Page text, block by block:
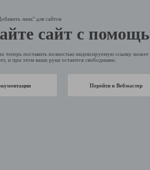
линк" для сайтов
сайт с
теперь поставить полностью индексируемую ссылку
и при этом ваши руки остаются свободными.
Перейти в Вебмастер